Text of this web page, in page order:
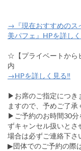
→『現在おすすめのス
美パフェ』HPを詳し
☆【プライベートから
内
→HPを詳しく見る‼
▶お席のご指定につき
ますので、予めご了承
▶ご予約のお時間30分
ずキャンセル扱いとさ
場合は必ずご連絡下さ
▶団体でのご予約の際